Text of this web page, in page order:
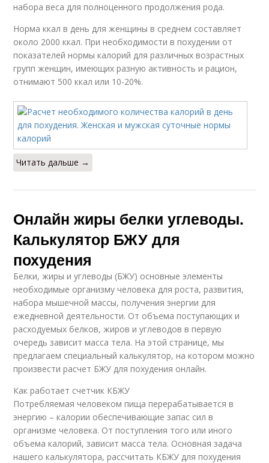
набора веса для полноценного продолжения рода.
Норма ккал в день для женщины в среднем составляет
около 2000 ккал. При необходимости в похудении от
показателей нормы калорий для различных возрастных
групп женщин, имеющих разную активность и рацион,
отнимают 500 ккал или 10-20%.
Читать дальше →
Онлайн жиры белки углеводы.
Калькулятор БЖУ для
похудения
Белки, жиры и углеводы (БЖУ) основные элементы
необходимые организму человека для роста, развития,
набора мышечной массы, получения энергии для
ежедневной деятельности. От объема поступающих и
расходуемых белков, жиров и углеводов в первую
очередь зависит масса тела. На этой странице, мы
предлагаем специальный калькулятор, на котором можно
произвести расчет БЖУ для похудения онлайн.
Как работает счетчик КБЖУ
Потребляемая человеком пища перерабатывается в
энергию – калории обеспечивающие запас сил в
организме человека. От поступления того или иного
объема калорий, зависит масса тела. Основная задача
нашего калькулятора, рассчитать КБЖУ для похудения